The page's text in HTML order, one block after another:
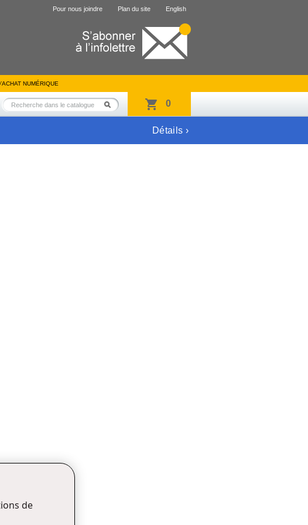
Pour nous joindre Plan du site English
NUMÉRIQUE
0
Détails ›
de